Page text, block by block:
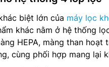
biệt lớn của máy lọc
khác nằm ở hệ thống
HEPA, màng than
cùng phối hợp mang lại